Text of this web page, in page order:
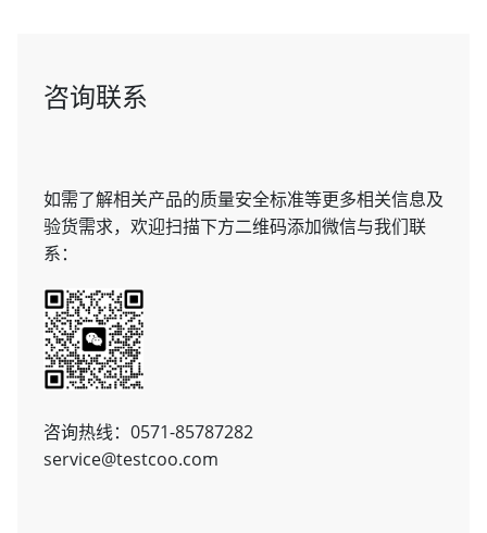
咨询联系
如需了解相关产品的质量安全标准等更多相关信息及
验货需求，欢迎扫描下方二维码添加微信与我们联
系：
咨询热线：0571-85787282
service@testcoo.com